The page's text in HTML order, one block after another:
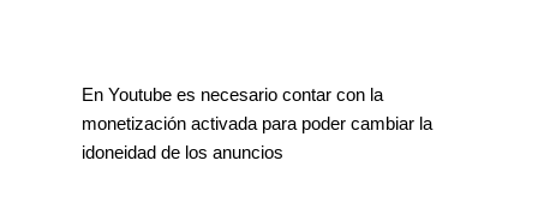
En Youtube es necesario contar con la
monetización activada para poder cambiar la
idoneidad de los anuncios